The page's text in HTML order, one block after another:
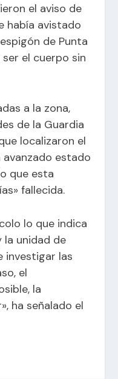
el aviso de
había avistado
de Punta
el cuerpo sin
a la zona,
de la Guardia
localizaron el
estado
que esta
fallecida.
lo que indica
la unidad de
investigar las
el
la
ha señalado el